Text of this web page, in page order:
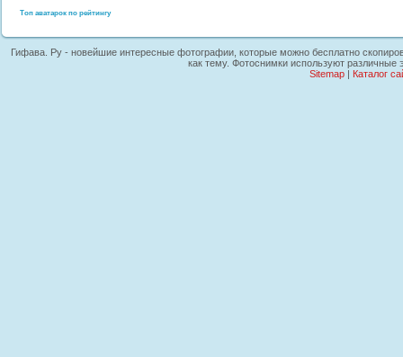
Топ аватарок по рейтингу
Гифава. Ру - новейшие интересные фотографии, которые можно бесплатно
как тему. Фотоснимки используют
Sitemap| Каталог